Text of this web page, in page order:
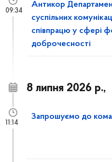
Антикор
суспільних
співпрацю у сфері
доброчесності
09:34
8 липня 2026 р.,
Запрошуємо до
11:14